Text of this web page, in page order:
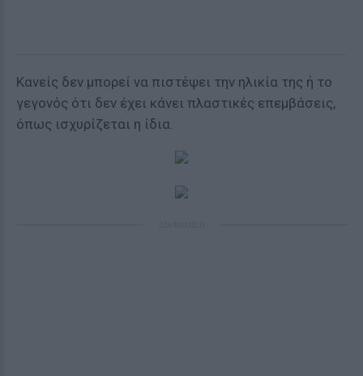
Κανείς δεν μπορεί να πιστέψει την ηλικία της ή το
γεγονός ότι δεν έχει κάνει πλαστικές επεμβάσεις,
όπως ισχυρίζεται η ίδια.